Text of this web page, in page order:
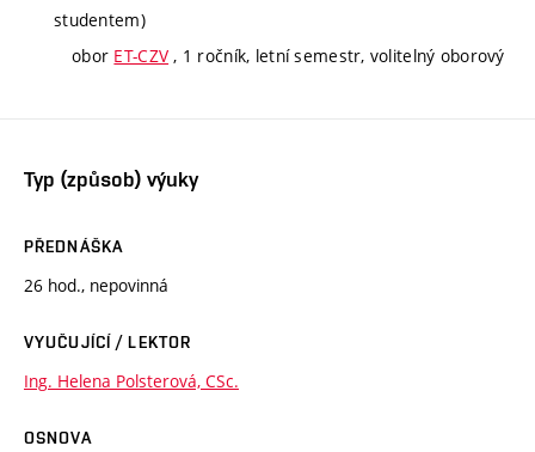
studentem)
obor ET-CZV , 1 ročník, letní semestr, volitelný oborový
Typ (způsob) výuky
PŘEDNÁŠKA
26 hod., nepovinná
VYUČUJÍCÍ / LEKTOR
Ing. Helena Polsterová, CSc.
OSNOVA